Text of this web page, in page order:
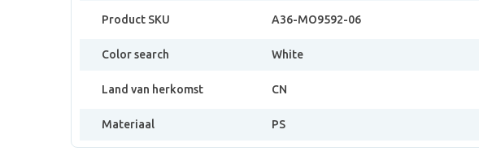
Product SKU A36-MO9592-06
Color search White
Land van herkomst CN
Materiaal PS